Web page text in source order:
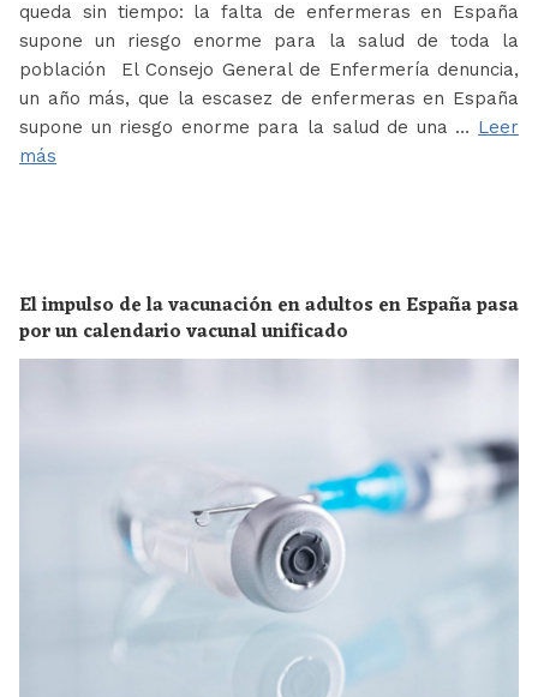
queda sin tiempo: la falta de enfermeras en España
supone un riesgo enorme para la salud de toda la
población El Consejo General de Enfermería denuncia,
un año más, que la escasez de enfermeras en España
supone un riesgo enorme para la salud de una … Leer
más
El impulso de la vacunación en adultos en España pasa
por un calendario vacunal unificado